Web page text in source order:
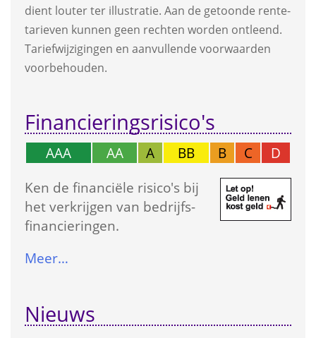
dient louter ter illustratie. Aan de getoonde rente­
tarieven kunnen geen rechten worden ontleend.
Tarief­wijzigingen en aanvullende voorwaarden
voorbehouden.
Financierings­risico's
AAA AA A BB B C
D
Ken de financiële risico's bij
het verkrijgen van bedrijfs­
financieringen.
Meer…
Nieuws